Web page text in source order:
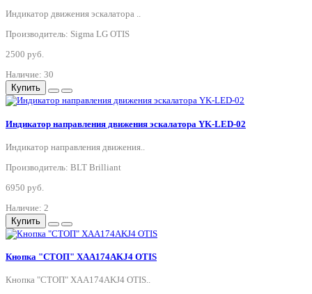
Индикатор движения эскалатора ..
Производитель: Sigma LG OTIS
2500 руб.
Наличие: 30
Купить
Индикатор направления движения эскалатора YK-LED-02
Индикатор направления движения..
Производитель: BLT Brilliant
6950 руб.
Наличие: 2
Купить
Кнопка "СТОП" XAA174AKJ4 OTIS
Кнопка "СТОП" XAA174AKJ4 OTIS..